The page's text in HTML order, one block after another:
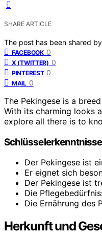
SHARE ARTICLE
The post has been shared by
FACEBOOK 0
X (TWITTER) 0
PINTEREST 0
MAIL 0
The Pekingese is a
With its charming looks
explore all there is to
Der Pekingese ist
Er eignet sich
Der Pekingese ist
Die
Die Ernährung des
Herkunft und